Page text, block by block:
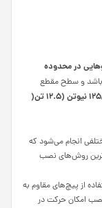
در محدوده
باشد و سطح مقطع
نیوتن (12.5 تن (
انجام می‌شود که
روش‌های نصب
از پیچ‌های مقاوم به
امکان حرکت در